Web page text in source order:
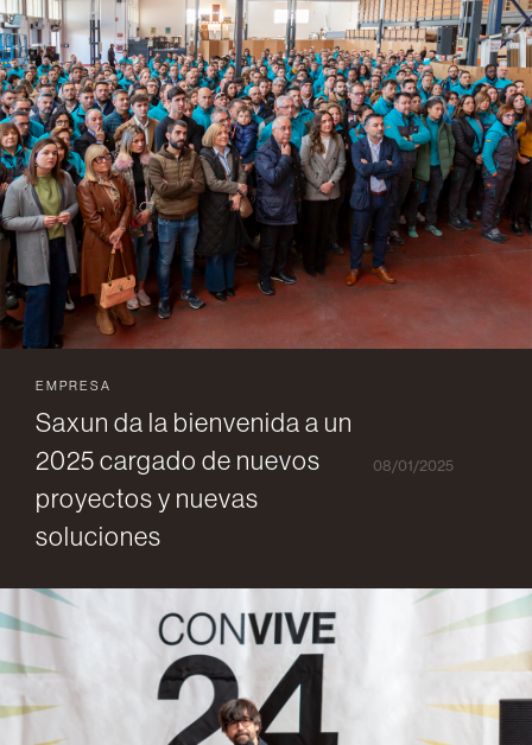
EMPRESA
Saxun da la bienvenida a un
2025 cargado de nuevos
proyectos y nuevas
soluciones
08/01/2025